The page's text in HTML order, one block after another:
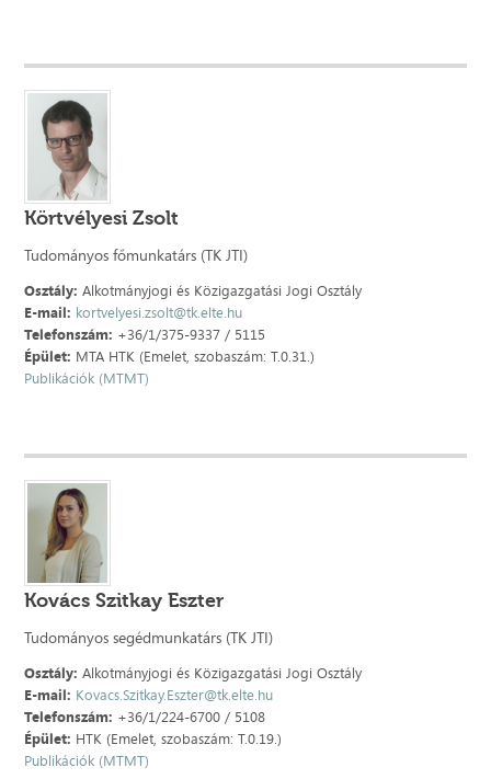
Körtvélyesi Zsolt
Tudományos főmunkatárs (TK JTI)
Osztály: Alkotmányjogi és Közigazgatási Jogi Osztály
E-mail: kortvelyesi.zsolt@tk.elte.hu
Telefonszám: +36/1/375-9337 / 5115
Épület: MTA HTK (Emelet, szobaszám: T.0.31.)
Publikációk (MTMT)
Kovács Szitkay Eszter
Tudományos segédmunkatárs (TK JTI)
Osztály: Alkotmányjogi és Közigazgatási Jogi Osztály
E-mail: Kovacs.Szitkay.Eszter@tk.elte.hu
Telefonszám: +36/1/224-6700 / 5108
Épület: HTK (Emelet, szobaszám: T.0.19.)
Publikációk (MTMT)